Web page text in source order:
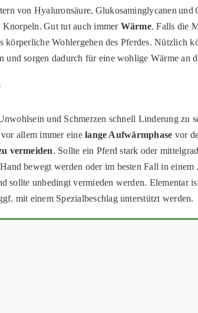
von Hyaluronsäure, Glukosaminglycanen und
Knorpeln. Gut tut auch immer Wärme. Falls die
Wohlergehen des Pferdes. Nützlich
sorgen dadurch für eine wohlige Wärme an
und Schmerzen schnell Linderung zu
vor allem immer einelange Aufwärmphase vor
vermeiden. Sollte ein Pferd stark oder
bewegt werden oder im besten Fall in einem
unbedingt vermieden werden. Elementar
mit einem Spezialbeschlag unterstützt werden.